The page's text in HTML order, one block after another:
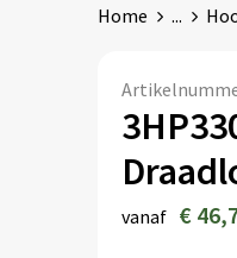
Home ...
vanaf €